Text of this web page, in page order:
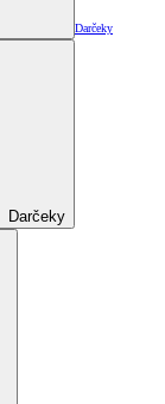
Darčeky
Darčeky